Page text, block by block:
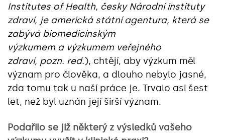
Institutes of Health, česky Národní instituty
zdraví, je americká státní agentura, která se
zabývá biomedicínským
výzkumem a výzkumem veřejného
zdraví, pozn. red.), chtějí, aby výzkum měl
význam pro člověka, a dlouho nebylo jasné,
zda tomu tak u naší práce je. Trvalo asi šest
let, než byl uznán její širší význam.
Podařilo se již některý z výsledků vašeho